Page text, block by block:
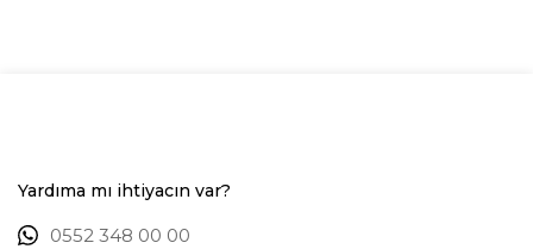
Yardıma mı ihtiyacın var?
0552 348 00 00